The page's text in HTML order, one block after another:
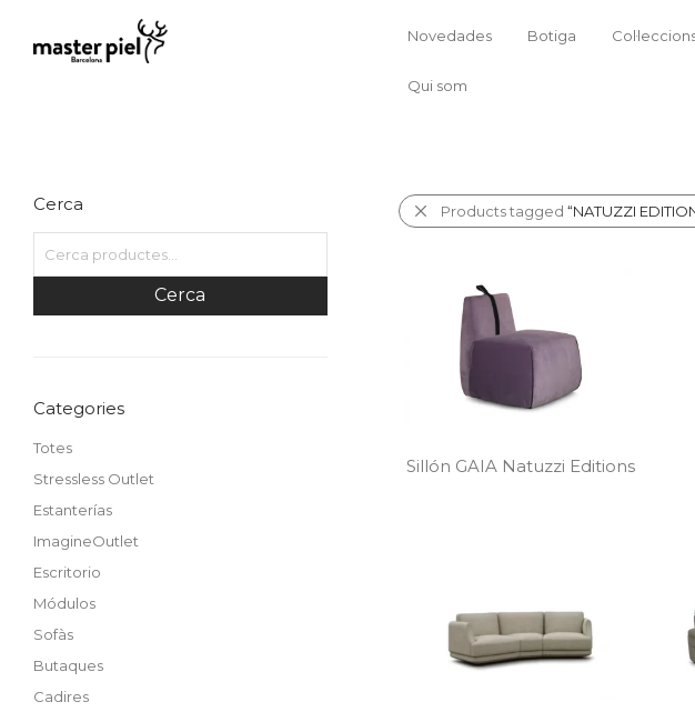
Novedades Botiga
Qui som
Cerca
Cerca
Categories
Totes
Stressless Outlet
Estanterías
ImagineOutlet
Escritorio
Módulos
Sofàs
Butaques
Cadires
Products tagged “NATUZZI
Sillón GAIA Natuzzi Editions